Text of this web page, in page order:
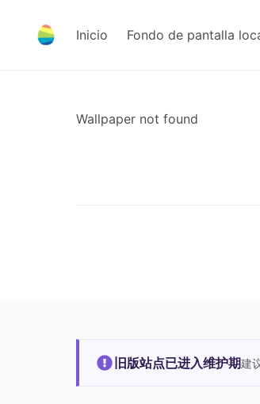
Inicio Fondo de pantalla
Wallpaper not found
旧版站点已进入维护期建